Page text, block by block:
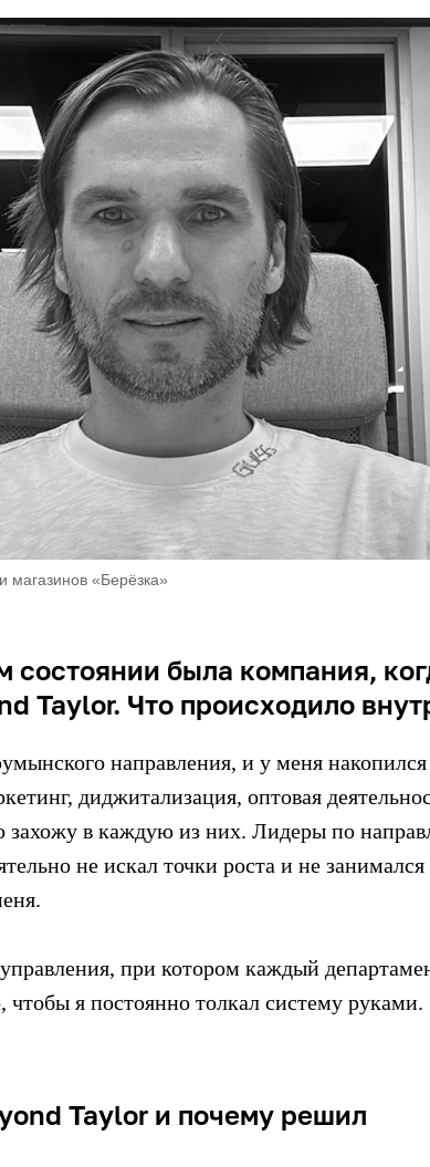
магазинов «Берёзка»
состоянии была компания,
Taylor. Что происходило
направления, и у меня накопился
диджитализация, оптовая
захожу в каждую из них. Лидеры по
не искал точки роста и не
при котором каждый
чтобы я постоянно толкал систему руками.
Taylor и почему решил